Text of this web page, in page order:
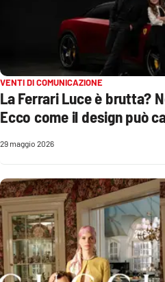
RUBRICHE
Good Morning Vietnam
Parchi Marini Calabria
Le perfidie di Antonella
Venti di comunicazione
VENTI DI COMUNICAZIONE
La Ferrari Luce è brutta?
Ecco come il design può
29 maggio 2026